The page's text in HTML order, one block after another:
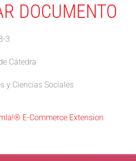
DOCUMENTO
3
Cátedra
y Ciencias Sociales
E-Commerce Extension